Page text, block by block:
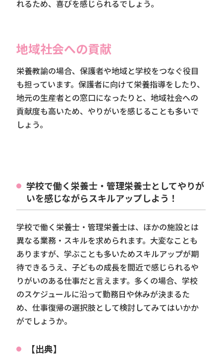
れるため、喜びを感じられるでしょう。
地域社会への貢献
栄養教諭の場合、保護者や地域と学校をつなぐ役目
も担っています。保護者に向けて栄養指導をしたり、
地元の生産者との窓口になったりと、地域社会への
貢献度も高いため、やりがいを感じることも多いで
しょう。
学校で働く栄養士・管理栄養士としてやりが
いを感じながらスキルアップしよう！
学校で働く栄養士・管理栄養士は、ほかの施設とは
異なる業務・スキルを求められます。大変なことも
ありますが、学ぶことも多いためスキルアップが期
待できるうえ、子どもの成長を間近で感じられるや
りがいのある仕事だと言えます。多くの場合、学校
のスケジュールに沿って勤務日や休みが決まるた
め、仕事復帰の選択肢として検討してみてはいかか
がでしょうか。
【出典】